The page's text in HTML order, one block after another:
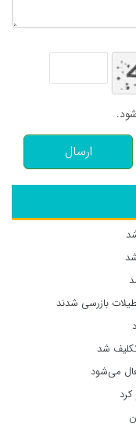
ارسال
بازرسی شدند
شد
می‌شود